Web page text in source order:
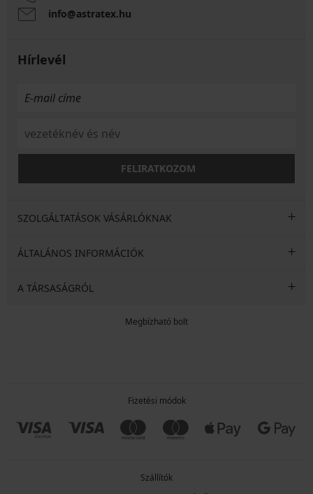
info@astratex.hu
Hírlevél
FELIRATKOZOM
SZOLGÁLTATÁSOK VÁSÁRLÓKNAK
ÁLTALÁNOS INFORMÁCIÓK
A TÁRSASÁGRÓL
Megbízható bolt
Fizetési módok
Szállítók